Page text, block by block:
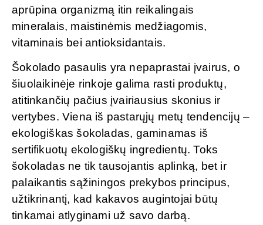
aprūpina organizmą itin reikalingais
mineralais, maistinėmis medžiagomis,
vitaminais bei antioksidantais.
Šokolado pasaulis yra nepaprastai įvairus, o
šiuolaikinėje rinkoje galima rasti produktų,
atitinkančių pačius įvairiausius skonius ir
vertybes. Viena iš pastarųjų metų tendencijų –
ekologiškas šokoladas, gaminamas iš
sertifikuotų ekologiškų ingredientų. Toks
šokoladas ne tik tausojantis aplinką, bet ir
palaikantis sąžiningos prekybos principus,
užtikrinantį, kad kakavos augintojai būtų
tinkamai atlyginami už savo darbą.